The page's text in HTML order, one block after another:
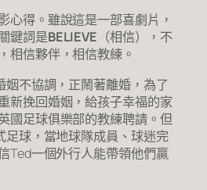
心得。雖說這是一部喜劇片，
鍵詞是BELIEVE （相信），不
相信夥伴，相信教練。
姻不協調，正鬧著離婚，為了
新挽回婚姻，給孩子幸福的家
國足球俱樂部的教練聘請。但
足球，當地球隊成員、球迷完
Ted一個外行人能帶領他們贏